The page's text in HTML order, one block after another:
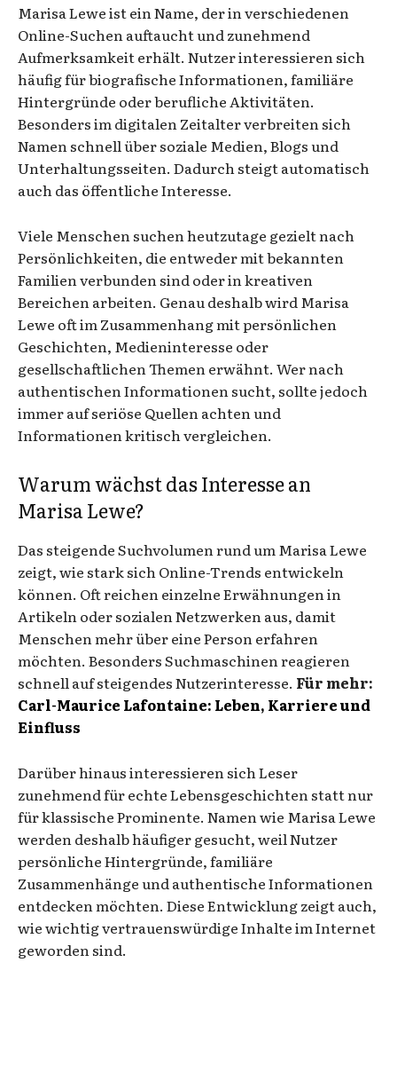
Marisa Lewe ist ein Name, der in verschiedenen
Online-Suchen auftaucht und zunehmend
Aufmerksamkeit erhält. Nutzer interessieren sich
häufig für biografische Informationen, familiäre
Hintergründe oder berufliche Aktivitäten.
Besonders im digitalen Zeitalter verbreiten sich
Namen schnell über soziale Medien, Blogs und
Unterhaltungsseiten. Dadurch steigt automatisch
auch das öffentliche Interesse.
Viele Menschen suchen heutzutage gezielt nach
Persönlichkeiten, die entweder mit bekannten
Familien verbunden sind oder in kreativen
Bereichen arbeiten. Genau deshalb wird Marisa
Lewe oft im Zusammenhang mit persönlichen
Geschichten, Medieninteresse oder
gesellschaftlichen Themen erwähnt. Wer nach
authentischen Informationen sucht, sollte jedoch
immer auf seriöse Quellen achten und
Informationen kritisch vergleichen.
Warum wächst das Interesse an
Marisa Lewe?
Das steigende Suchvolumen rund um Marisa Lewe
zeigt, wie stark sich Online-Trends entwickeln
können. Oft reichen einzelne Erwähnungen in
Artikeln oder sozialen Netzwerken aus, damit
Menschen mehr über eine Person erfahren
möchten. Besonders Suchmaschinen reagieren
schnell auf steigendes Nutzerinteresse. Für mehr:
Carl-Maurice Lafontaine: Leben, Karriere und
Einfluss
Darüber hinaus interessieren sich Leser
zunehmend für echte Lebensgeschichten statt nur
für klassische Prominente. Namen wie Marisa Lewe
werden deshalb häufiger gesucht, weil Nutzer
persönliche Hintergründe, familiäre
Zusammenhänge und authentische Informationen
entdecken möchten. Diese Entwicklung zeigt auch,
wie wichtig vertrauenswürdige Inhalte im Internet
geworden sind.